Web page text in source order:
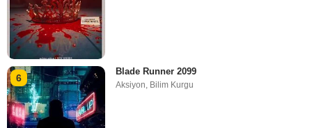
6
Blade Runner 2099
Aksiyon Bilim Kurgu